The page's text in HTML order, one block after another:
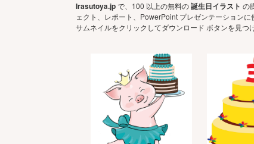
Irasutoya.jpで、100 以上の無料の誕生日イラスト の
ェクト、レポート、PowerPoint プレゼンテーション
サムネイルをクリックしてダウンロード ボタンを見つけ